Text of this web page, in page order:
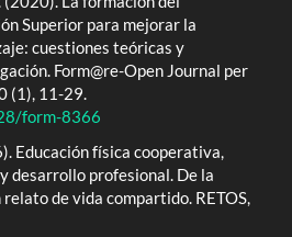
Superior para mejorar la
cuestiones teóricas y
Form@re-Open Journal per
(1), 11-29.
form-8366
Educación física cooperativa,
desarrollo profesional. De la
de vida compartido. RETOS,